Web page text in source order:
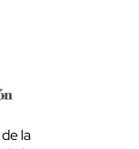
la